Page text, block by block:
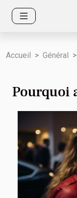
Accueil Général
Pourquoi